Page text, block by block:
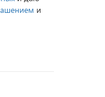
и